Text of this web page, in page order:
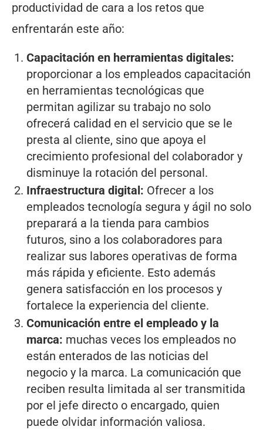
productividad de cara a los retos que
enfrentarán este año:
Capacitación en herramientas digitales:
proporcionar a los empleados capacitación
en herramientas tecnológicas que
permitan agilizar su trabajo no solo
ofrecerá calidad en el servicio que se le
presta al cliente, sino que apoya el
crecimiento profesional del colaborador y
disminuye la rotación del personal.
Infraestructura digital: Ofrecer a los
empleados tecnología segura y ágil no solo
preparará a la tienda para cambios
futuros, sino a los colaboradores para
realizar sus labores operativas de forma
más rápida y eficiente. Esto además
genera satisfacción en los procesos y
fortalece la experiencia del cliente.
Comunicación entre el empleado y la
marca: muchas veces los empleados no
están enterados de las noticias del
negocio y la marca. La comunicación que
reciben resulta limitada al ser transmitida
por el jefe directo o encargado, quien
puede olvidar información valiosa.